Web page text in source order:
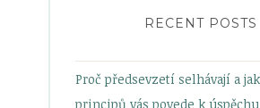
RECENT POSTS
Proč předsevzetí selhávají a
principů vás povede k úspěchu